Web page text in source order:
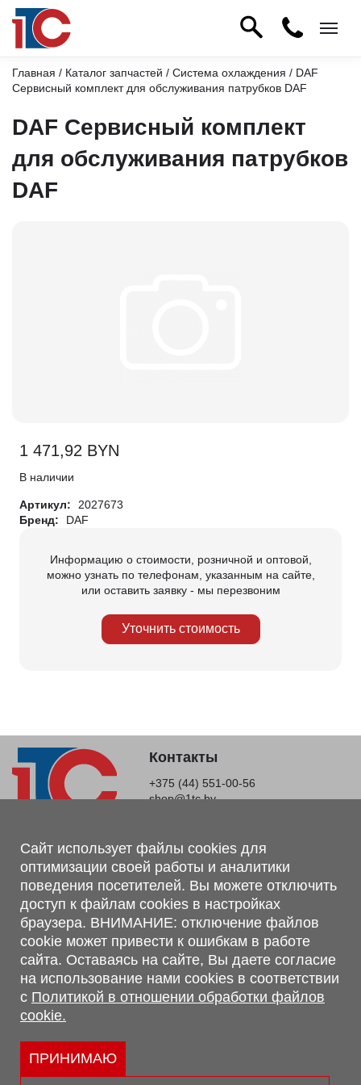
Главная / Каталог запчастей / Система охлаждения / DAF
Сервисный комплект для обслуживания патрубков DAF
DAF Сервисный комплект
для обслуживания патрубков
DAF
1 471,92 BYN
В наличии
Артикул:
2027673
Бренд:
DAF
Информацию о стоимости, розничной и оптовой,
можно узнать по телефонам, указанным на сайте,
или оставить заявку - мы перезвоним
Уточнить стоимость
Контакты
+375 (44) 551-00-56
shop@1tc.by
Магазин, склад
г. Минск, Минский р-н, п. Привольный, ул. Мира, 20А,
223062
г. Брест, ул. Лейтенанта Рябцева, 108 В, 224701
Обращаем Ваше внимание, что вся предоставленная на сайте
информация, касающаяся комплектаций, технических
характеристик, цветовых сочетаний, а также стоимости и
сервисного обслуживания носит информационный характер и
не является публичной офертой, определяемой п.2 ст.407
Гражданского кодекса Республики Беларусь.
Политика обработки персональных данных
Политикой в отношении обработки файлов cookie.
Сайт использует файлы cookies для
оптимизации своей работы и аналитики
поведения посетителей. Вы можете отключить
доступ к файлам cookies в настройках
браузера. ВНИМАНИЕ: отключение файлов
cookie может привести к ошибкам в работе
сайта. Оставаясь на сайте, Вы даете согласие
на использование нами cookies в соответствии
с Политикой в отношении обработки файлов
cookie.
ПРИНИМАЮ